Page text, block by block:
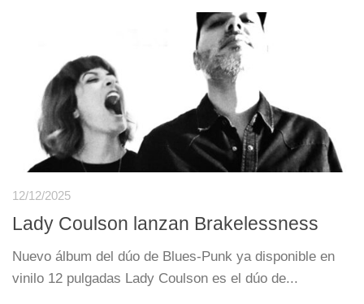
12/12/2025
Lady Coulson lanzan Brakelessness
Nuevo álbum del dúo de Blues-Punk ya disponible en
vinilo 12 pulgadas Lady Coulson es el dúo de...